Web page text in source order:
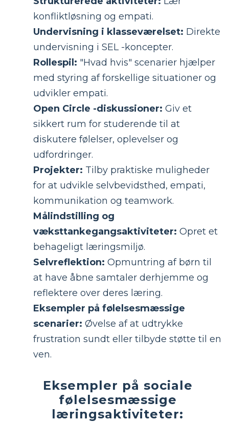
konfliktløsning og empati.
Undervisning i klasseværelset: Direkte
undervisning i SEL -koncepter.
Rollespil: "Hvad hvis" scenarier hjælper
med styring af forskellige situationer og
udvikler empati.
Open Circle -diskussioner: Giv et
sikkert rum for studerende til at
diskutere følelser, oplevelser og
udfordringer.
Projekter: Tilby praktiske muligheder
for at udvikle selvbevidsthed, empati,
kommunikation og teamwork.
Målindstilling og
væksttankegangsaktiviteter: Opret et
behageligt læringsmiljø.
Selvreflektion: Opmuntring af børn til
at have åbne samtaler derhjemme og
reflektere over deres læring.
Eksempler på følelsesmæssige
scenarier: Øvelse af at udtrykke
frustration sundt eller tilbyde støtte til en
ven.
Eksempler på sociale
følelsesmæssige
læringsaktiviteter: